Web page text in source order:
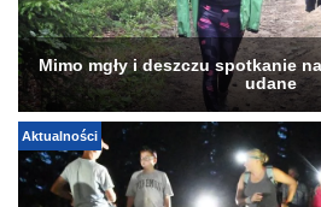
Mimo mgły i deszczu spotkanie
udane
Aktualności